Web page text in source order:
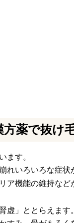
薬で抜け
ます。
いろいろな症状
機能の維持など
虚」ととらえます。